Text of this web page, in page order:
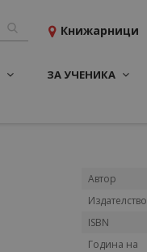
Книжарници
ЗА УЧЕНИКА
Повече
Автор
Издателство
ISBN
Година на